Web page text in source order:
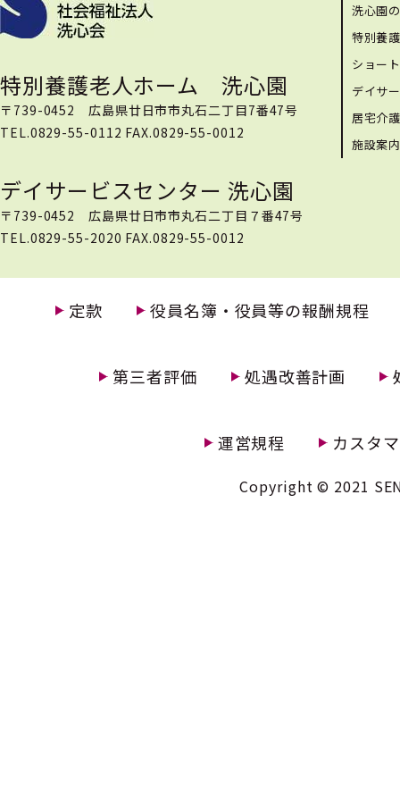
特別養護老人ホーム 洗心園
〒739-0452 広島県廿日市市丸石二丁目7番47号
TEL.0829-55-0112 FAX.0829-55-0012
デイサービスセンター 洗心園
〒739-0452 広島県廿日市市丸石二丁目７番47号
TEL.0829-55-2020 FAX.0829-55-0012
洗心園
特別養
ショー
デイサ
居宅介
施設案
定款 役員名簿・役員等の報酬規程
第三者評価 処遇改善計画
運営規程 カスタ
Copyright © 2021